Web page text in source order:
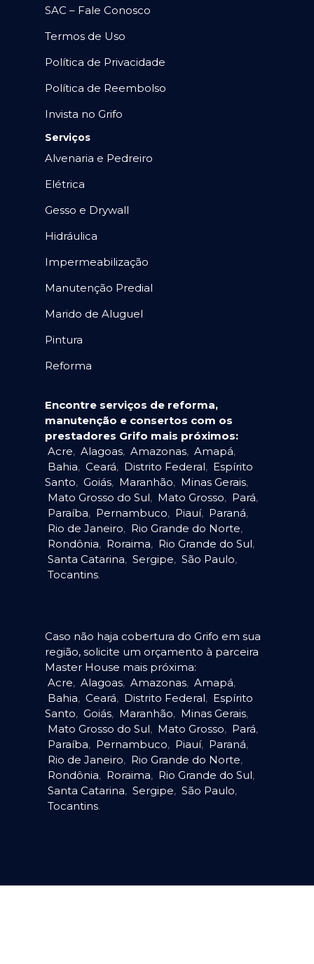
SAC – Fale Conosco
Termos de Uso
Política de Privacidade
Política de Reembolso
Invista no Grifo
Serviços
Alvenaria e Pedreiro
Elétrica
Gesso e Drywall
Hidráulica
Impermeabilização
Manutenção Predial
Marido de Aluguel
Pintura
Reforma
Encontre serviços de reforma,
manutenção e consertos com os
prestadores Grifo mais próximos:
Acre, Alagoas, Amazonas, Amapá,
Bahia, Ceará, Distrito Federal, Espírito
Santo, Goiás, Maranhão, Minas Gerais,
Mato Grosso do Sul, Mato Grosso, Pará,
Paraíba, Pernambuco, Piauí, Paraná,
Rio de Janeiro, Rio Grande do Norte,
Rondônia, Roraima, Rio Grande do Sul,
Santa Catarina, Sergipe, São Paulo,
Tocantins.
Caso não haja cobertura do Grifo em sua
região, solicite um orçamento à parceira
Master House mais próxima:
Acre, Alagoas, Amazonas, Amapá,
Bahia, Ceará, Distrito Federal, Espírito
Santo, Goiás, Maranhão, Minas Gerais,
Mato Grosso do Sul, Mato Grosso, Pará,
Paraíba, Pernambuco, Piauí, Paraná,
Rio de Janeiro, Rio Grande do Norte,
Rondônia, Roraima, Rio Grande do Sul,
Santa Catarina, Sergipe, São Paulo,
Tocantins.